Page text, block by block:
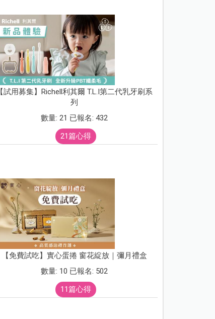
【試用募集】Richell利其爾 T.L.I第二代乳牙刷系
列
數量: 21 已報名: 432
21篇心得
【免費試吃】實心蛋捲 窗花綻放｜彌月禮盒
數量: 10 已報名: 502
11篇心得